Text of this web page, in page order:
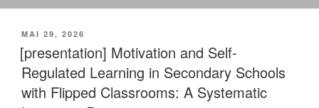
VERÖFFENTLICHT
AM
MAI 29, 2026
[presentation] Motivation and Self-
Regulated Learning in Secondary Schools
with Flipped Classrooms: A Systematic